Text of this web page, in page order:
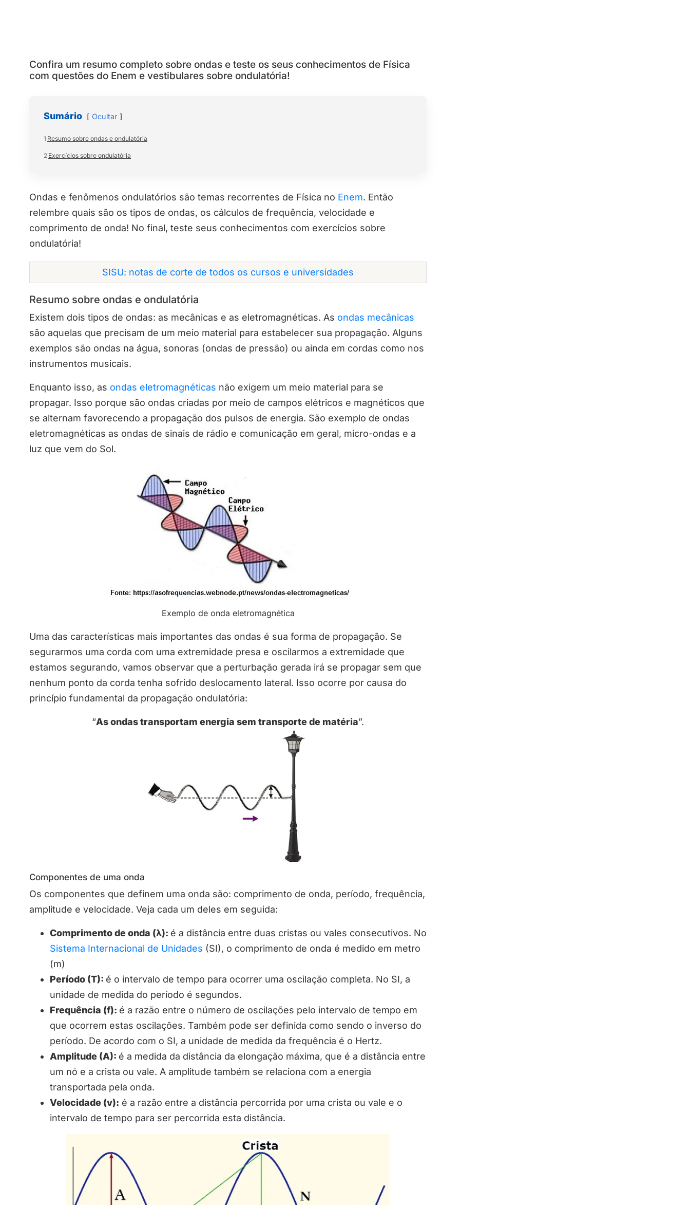
Confira um resumo completo sobre ondas e teste os seus conhecimentos de Física
com questões do Enem e vestibulares sobre ondulatória!
Sumário Ocultar
1 Resumo sobre ondas e ondulatória
2 Exercícios sobre ondulatória
Ondas e fenômenos ondulatórios são temas recorrentes de Física no Enem. Então
relembre quais são os tipos de ondas, os cálculos de frequência, velocidade e
comprimento de onda! No final, teste seus conhecimentos com exercícios sobre
ondulatória!
SISU: notas de corte de todos os cursos e universidades
Resumo sobre ondas e ondulatória
Existem dois tipos de ondas: as mecânicas e as eletromagnéticas. As ondas mecânicas
são aquelas que precisam de um meio material para estabelecer sua propagação. Alguns
exemplos são ondas na água, sonoras (ondas de pressão) ou ainda em cordas como nos
instrumentos musicais.
Enquanto isso, as ondas eletromagnéticas não exigem um meio material para se
propagar. Isso porque são ondas criadas por meio de campos elétricos e magnéticos que
se alternam favorecendo a propagação dos pulsos de energia. São exemplo de ondas
eletromagnéticas as ondas de sinais de rádio e comunicação em geral, micro-ondas e a
luz que vem do Sol.
Exemplo de onda eletromagnética
Uma das características mais importantes das ondas é sua forma de propagação. Se
segurarmos uma corda com uma extremidade presa e oscilarmos a extremidade que
estamos segurando, vamos observar que a perturbação gerada irá se propagar sem que
nenhum ponto da corda tenha sofrido deslocamento lateral. Isso ocorre por causa do
princípio fundamental da propagação ondulatória:
“As ondas transportam energia sem transporte de matéria”.
Componentes de uma onda
Os componentes que definem uma onda são: comprimento de onda, período, frequência,
amplitude e velocidade. Veja cada um deles em seguida:
Comprimento de onda (λ): é a distância entre duas cristas ou vales consecutivos. No
Sistema Internacional de Unidades (SI), o comprimento de onda é medido em metro
(m)
Período (T): é o intervalo de tempo para ocorrer uma oscilação completa. No SI, a
unidade de medida do período é segundos.
Frequência (f): é a razão entre o número de oscilações pelo intervalo de tempo em
que ocorrem estas oscilações. Também pode ser definida como sendo o inverso do
período. De acordo com o SI, a unidade de medida da frequência é o Hertz.
Amplitude (A): é a medida da distância da elongação máxima, que é a distância entre
um nó e a crista ou vale. A amplitude também se relaciona com a energia
transportada pela onda.
Velocidade (v): é a razão entre a distância percorrida por uma crista ou vale e o
intervalo de tempo para ser percorrida esta distância.